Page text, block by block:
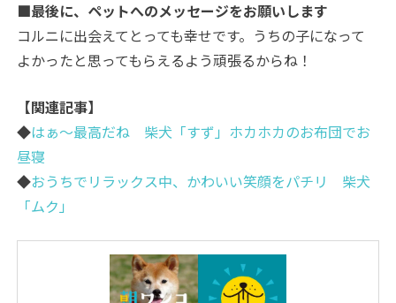
■最後に、ペットへのメッセージをお願いします
コルニに出会えてとっても幸せです。うちの子になって
よかったと思ってもらえるよう頑張るからね！
【関連記事】
◆はぁ～最高だね 柴犬「すず」ホカホカのお布団でお
昼寝
◆おうちでリラックス中、かわいい笑顔をパチリ 柴犬
「ムク」